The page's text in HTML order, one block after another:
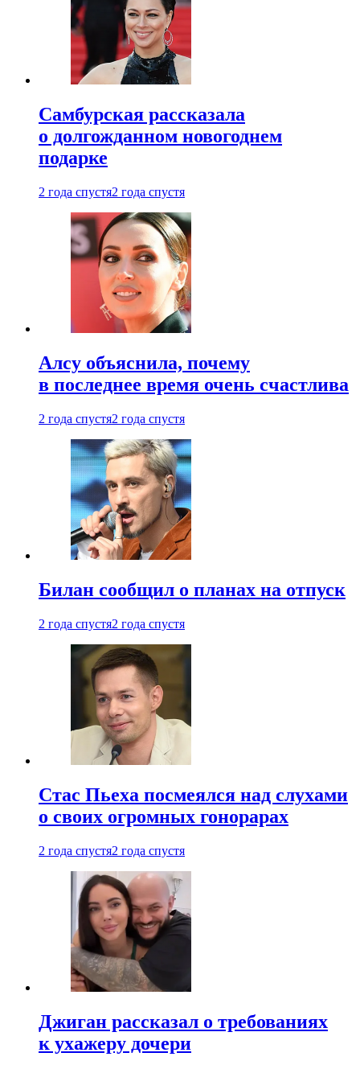
Самбурская рассказала
о долгожданном новогоднем
подарке
2 года спустя2 года спустя
Алсу объяснила, почему
в последнее время очень счастлива
2 года спустя2 года спустя
Билан сообщил о планах на отпуск
2 года спустя2 года спустя
Стас Пьеха посмеялся над слухами
о своих огромных гонорарах
2 года спустя2 года спустя
Джиган рассказал о требованиях
к ухажеру дочери